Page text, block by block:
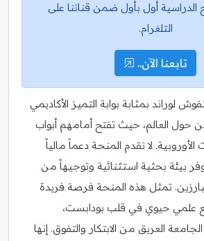
الدراسية أول بأول ضمن قناتنا على
التلغرام.
تابعنا الآن..
لوراند بمثابة بوابة التميز الأكاديمي
حول العالم، حيث تفتح أمامهم أبواب
لا تقدم المنحة دعماً مالياً
بيئة بحثية استثنائية وتوجيهاً من
تمثل هذه المنحة فرصة فريدة
علمي حيوي في قلب بودابست،
العريق من الابتكار والتفوق. إنها